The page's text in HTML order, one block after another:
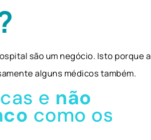
são um negócio. Isto porque a
alguns médicos também.
e não
como os